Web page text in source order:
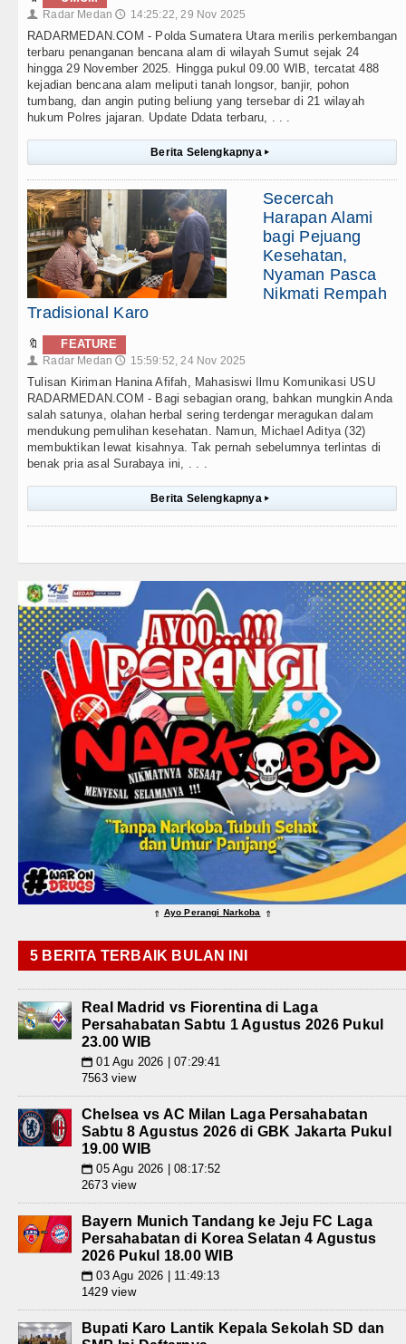
👤 Radar Medan 🕔 14:25:22, 29 Nov 2025
RADARMEDAN.COM - Polda Sumatera Utara merilis perkembangan
terbaru penanganan bencana alam di wilayah Sumut sejak 24
hingga 29 November 2025. Hingga pukul 09.00 WIB, tercatat 488
kejadian bencana alam meliputi tanah longsor, banjir, pohon
tumbang, dan angin puting beliung yang tersebar di 21 wilayah
hukum Polres jajaran. Update Ddata terbaru, . . .
Berita Selengkapnya ▸
Secercah
Harapan Alami
bagi Pejuang
Kesehatan,
Nyaman Pasca
Nikmati Rempah
Tradisional Karo
🔖 FEATURE
👤 Radar Medan 🕔 15:59:52, 24 Nov 2025
Tulisan Kiriman Hanina Afifah, Mahasiswi Ilmu Komunikasi USU
RADARMEDAN.COM - Bagi sebagian orang, bahkan mungkin Anda
salah satunya, olahan herbal sering terdengar meragukan dalam
mendukung pemulihan kesehatan. Namun, Michael Aditya (32)
membuktikan lewat kisahnya. Tak pernah sebelumnya terlintas di
benak pria asal Surabaya ini, . . .
Berita Selengkapnya ▸
⇑ Ayo Perangi Narkoba ⇑
5 BERITA TERBAIK BULAN INI
Real Madrid vs Fiorentina di Laga
Persahabatan Sabtu 1 Agustus 2026 Pukul
23.00 WIB
📅 01 Agu 2026 | 07:29:41
7563 view
Chelsea vs AC Milan Laga Persahabatan
Sabtu 8 Agustus 2026 di GBK Jakarta Pukul
19.00 WIB
📅 05 Agu 2026 | 08:17:52
2673 view
Bayern Munich Tandang ke Jeju FC Laga
Persahabatan di Korea Selatan 4 Agustus
2026 Pukul 18.00 WIB
📅 03 Agu 2026 | 11:49:13
1429 view
Bupati Karo Lantik Kepala Sekolah SD dan